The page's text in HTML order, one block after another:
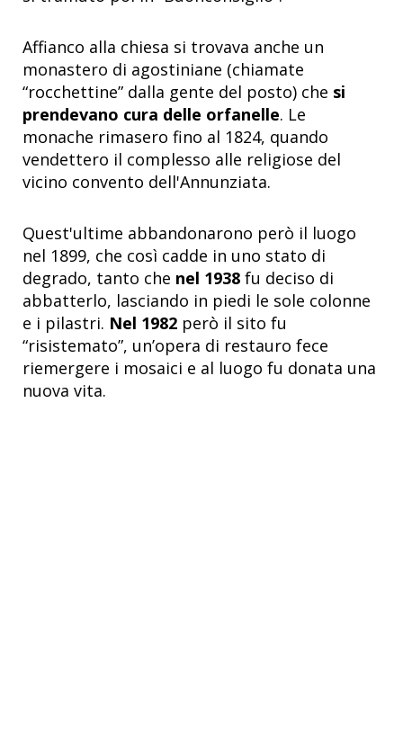
Affianco alla chiesa si trovava anche un
monastero di agostiniane (chiamate
“rocchettine” dalla gente del posto) che si
prendevano cura delle orfanelle. Le
monache rimasero fino al 1824, quando
vendettero il complesso alle religiose del
vicino convento dell'Annunziata.
Quest'ultime abbandonarono però il luogo
nel 1899, che così cadde in uno stato di
degrado, tanto che nel 1938 fu deciso di
abbatterlo, lasciando in piedi le sole colonne
e i pilastri. Nel 1982 però il sito fu
“risistemato”, un’opera di restauro fece
riemergere i mosaici e al luogo fu donata una
nuova vita.